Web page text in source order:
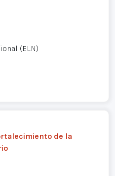
(ELN)
de la